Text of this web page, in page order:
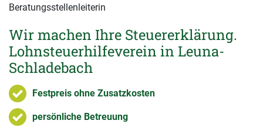
Wir machen Ihre Steuererklärung.
Lohnsteuerhilfeverein in Leuna-
Schladebach
Festpreis ohne Zusatzkosten
persönliche Betreuung
Beratungsstellenleiterin